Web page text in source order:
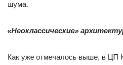
шума.
«Неоклассические»
Как уже отмечалось выше, в ЦП